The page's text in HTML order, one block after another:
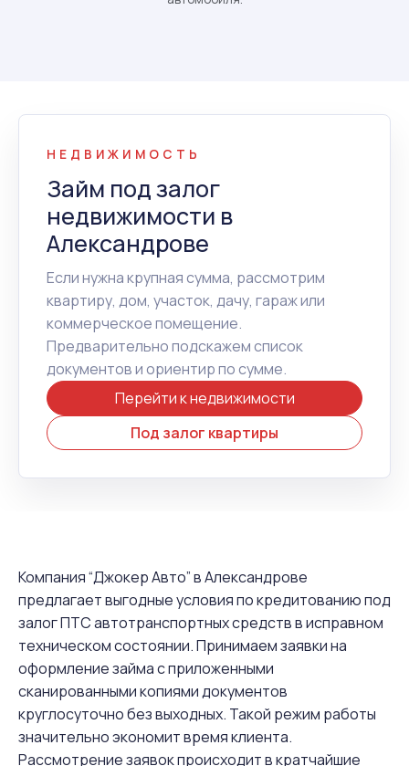
НЕДВИЖИМОСТЬ
Займ под залог
недвижимости в
Александрове
Если нужна крупная сумма, рассмотрим
квартиру, дом, участок, дачу, гараж или
коммерческое помещение.
Предварительно подскажем список
документов и ориентир по сумме.
Перейти к недвижимости
Под залог квартиры
Компания “Джокер Авто” в Александрове
предлагает выгодные условия по кредитованию под
залог ПТС автотранспортных средств в исправном
техническом состоянии. Принимаем заявки на
оформление займа с приложенными
сканированными копиями документов
круглосуточно без выходных. Такой режим работы
значительно экономит время клиента.
Рассмотрение заявок происходит в кратчайшие